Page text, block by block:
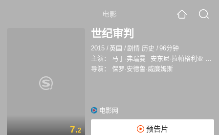
电影
7.2
世纪审判
2015 / 英国 /剧情 历史 /96分钟
主演：
马丁·弗瑞曼 安东尼·拉帕格利亚
丽
导演：
保罗·安德鲁·威廉姆斯
电影网
预告片